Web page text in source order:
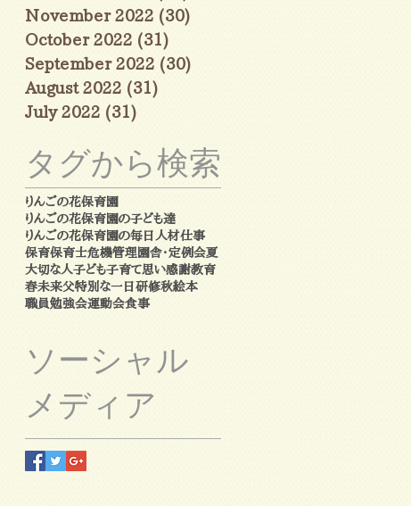
November 2022 (30)
October 2022 (31)
September 2022 (30)
August 2022 (31)
July 2022 (31)
タグから検索
りんごの花保育園
りんごの花保育園の子ども達
りんごの花保育園の毎日 人材仕事
保育保育士危機管理園舎・定例会夏
大切な人子ども子育て思い感謝教育
春未来父特別な一日研修秋絵本
職員勉強会運動会食事
ソーシャル
メディア